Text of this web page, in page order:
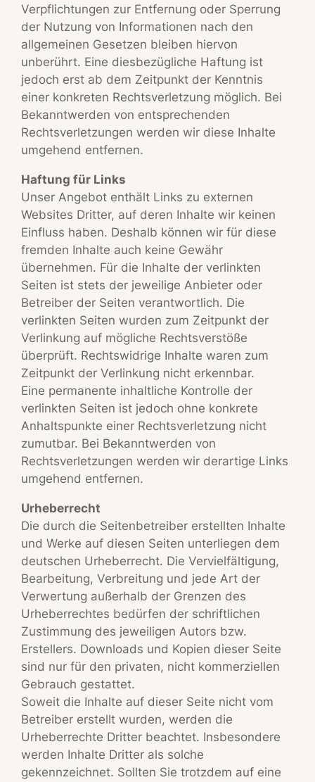
Verpflichtungen zur Entfernung oder Sperrung
der Nutzung von Informationen nach den
allgemeinen Gesetzen bleiben hiervon
unberührt. Eine diesbezügliche Haftung ist
jedoch erst ab dem Zeitpunkt der Kenntnis
einer konkreten Rechtsverletzung möglich. Bei
Bekanntwerden von entsprechenden
Rechtsverletzungen werden wir diese Inhalte
umgehend entfernen.
Haftung für Links
Unser Angebot enthält Links zu externen
Websites Dritter, auf deren Inhalte wir keinen
Einfluss haben. Deshalb können wir für diese
fremden Inhalte auch keine Gewähr
übernehmen. Für die Inhalte der verlinkten
Seiten ist stets der jeweilige Anbieter oder
Betreiber der Seiten verantwortlich. Die
verlinkten Seiten wurden zum Zeitpunkt der
Verlinkung auf mögliche Rechtsverstöße
überprüft. Rechtswidrige Inhalte waren zum
Zeitpunkt der Verlinkung nicht erkennbar.
Eine permanente inhaltliche Kontrolle der
verlinkten Seiten ist jedoch ohne konkrete
Anhaltspunkte einer Rechtsverletzung nicht
zumutbar. Bei Bekanntwerden von
Rechtsverletzungen werden wir derartige Links
umgehend entfernen.
Urheberrecht
Die durch die Seitenbetreiber erstellten Inhalte
und Werke auf diesen Seiten unterliegen dem
deutschen Urheberrecht. Die Vervielfältigung,
Bearbeitung, Verbreitung und jede Art der
Verwertung außerhalb der Grenzen des
Urheberrechtes bedürfen der schriftlichen
Zustimmung des jeweiligen Autors bzw.
Erstellers. Downloads und Kopien dieser Seite
sind nur für den privaten, nicht kommerziellen
Gebrauch gestattet.
Soweit die Inhalte auf dieser Seite nicht vom
Betreiber erstellt wurden, werden die
Urheberrechte Dritter beachtet. Insbesondere
werden Inhalte Dritter als solche
gekennzeichnet. Sollten Sie trotzdem auf eine